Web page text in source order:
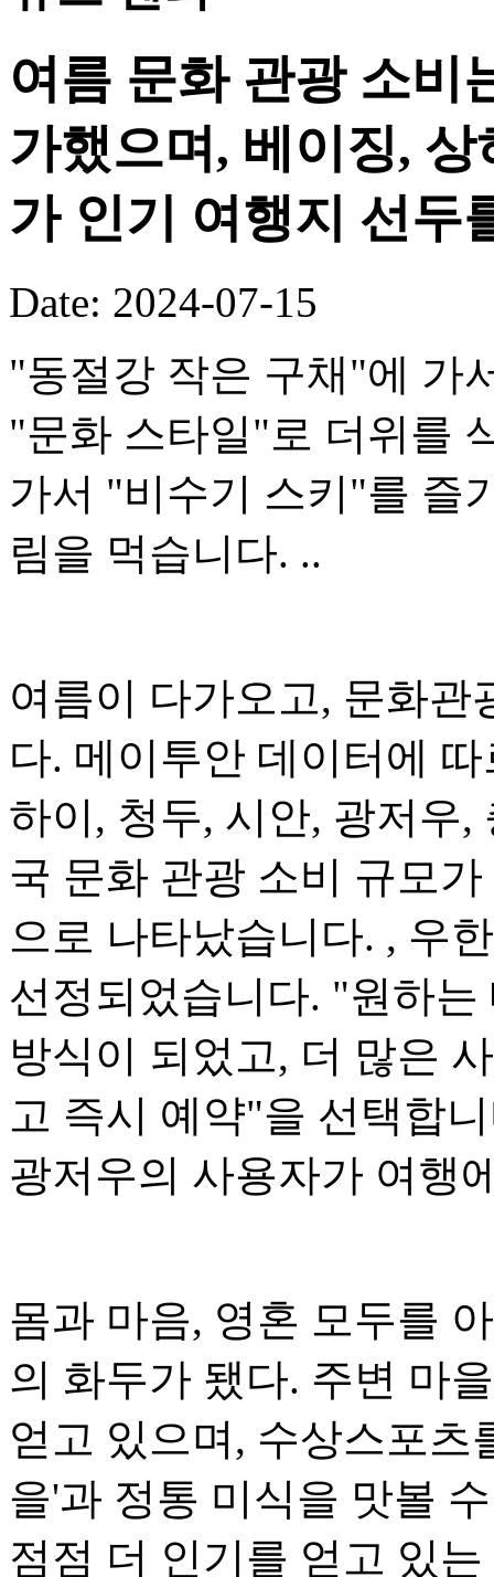
여름 문화 관광 소비
가했으며, 베이징,
가 인기 여행지 선두
Date: 2024-07-15
"동절강 작은 구채"에 가
"문화 스타일"로 더위를
가서 "비수기 스키"를 즐
림을 먹습니다. ..
여름이 다가오고, 문화
다. 메이투안 데이터에
하이, 청두, 시안, 광저우,
국 문화 관광 소비 규모
으로 나타났습니다. , 우
선정되었습니다. "원하
방식이 되었고, 더 많은
고 즉시 예약"을 선택합
광저우의 사용자가 여행
몸과 마음, 영혼 모두를
의 화두가 됐다. 주변 마
얻고 있으며, 수상스포츠
을'과 정통 미식을 맛볼
점점 더 인기를 얻고 있